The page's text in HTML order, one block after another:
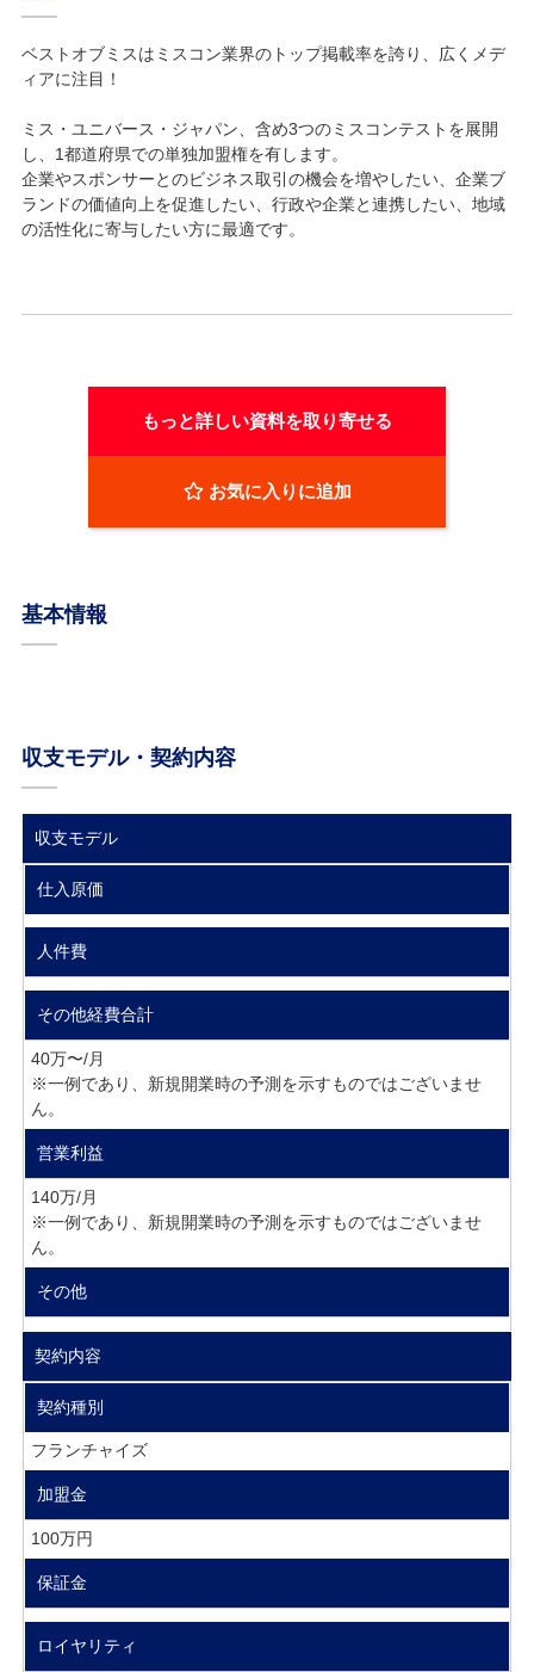
ベストオブミスはミスコン業界のトップ掲載率を誇り、広くメデ
ィアに注目！
ミス・ユニバース・ジャパン、含め3つのミスコンテストを展開
し、1都道府県での単独加盟権を有します。
企業やスポンサーとのビジネス取引の機会を増やしたい、企業ブ
ランドの価値向上を促進したい、行政や企業と連携したい、地域
の活性化に寄与したい方に最適です。
もっと詳しい資料を取り寄せる
お気に入りに追加
基本情報
収支モデル・契約内容
収支モデル
仕入原価
人件費
その他経費合計
40万〜/月
※一例であり、新規開業時の予測を示すものではございませ
ん。
営業利益
140万/月
※一例であり、新規開業時の予測を示すものではございませ
ん。
その他
契約内容
契約種別
フランチャイズ
加盟金
100万円
保証金
ロイヤリティ